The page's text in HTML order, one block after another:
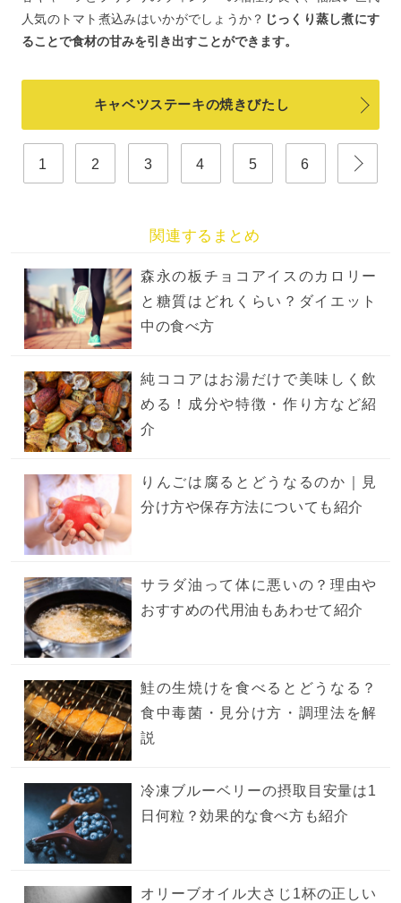
人気のトマト煮込みはいかがでしょうか？ じっくり蒸し煮にす
ることで食材の甘みを引き出すことができます。
キャベツステーキの焼きびたし
1 2 3 4 5 6
関連するまとめ
森永の板チョコアイスのカロリー
と糖質はどれくらい？ダイエット
中の食べ方
純ココアはお湯だけで美味しく飲
める！成分や特徴・作り方など紹
介
りんごは腐るとどうなるのか｜見
分け方や保存方法についても紹介
サラダ油って体に悪いの？理由や
おすすめの代用油もあわせて紹介
鮭の生焼けを食べるとどうなる？
食中毒菌・見分け方・調理法を解
説
冷凍ブルーベリーの摂取目安量は1
日何粒？効果的な食べ方も紹介
オリーブオイル大さじ1杯の正しい